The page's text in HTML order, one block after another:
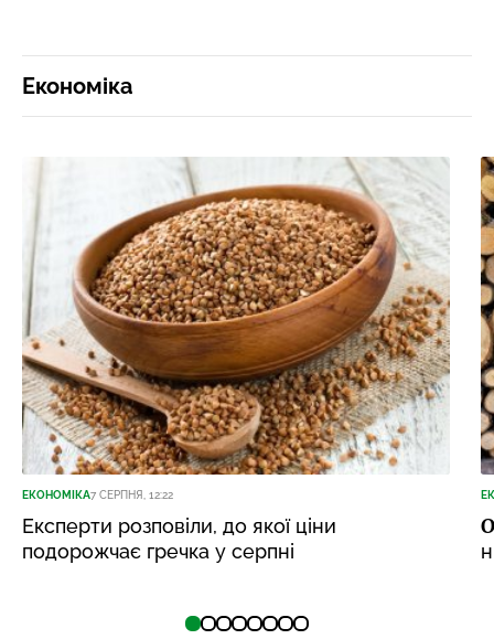
Економіка
ЕКОНОМІКА7 СЕРПНЯ, 12:22
Експерти розповіли, до якої ціни
подорожчає гречка у серпні